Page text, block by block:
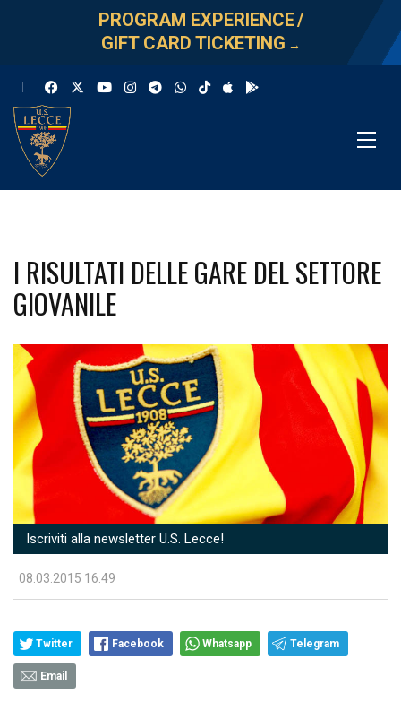
PROGRAM EXPERIENCE/
GIFT CARD TICKETING →
I RISULTATI DELLE GARE DEL SETTORE
GIOVANILE
Iscriviti alla newsletter U.S. Lecce!
08.03.2015 16:49
Twitter Facebook Whatsapp Telegram
Email